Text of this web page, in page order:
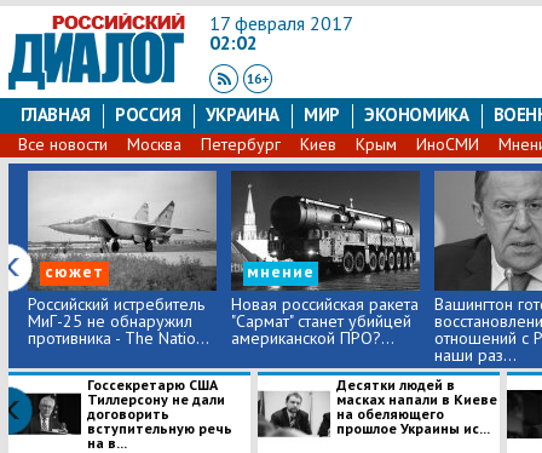
17 февраля 2017
02:02
ГЛАВНАЯ РОССИЯ УКРАИНА МИР ЭКОНОМИКА
Все новости Москва Петербург Киев Крым ИноСМИ
сюжет
Российский истребитель
МиГ-25 не обнаружил
противника - The Natio...
мнение
Новая российская ракета
"Сармат" станет убийцей
американской ПРО?...
Вашингтон
отношений с
наши раз...
Госсекретарю США
Тиллерсону не дали
договорить
вступительную речь
на в...
Десятки людей в
масках напали в Киеве
на обеляющего
прошлое Украины ис...